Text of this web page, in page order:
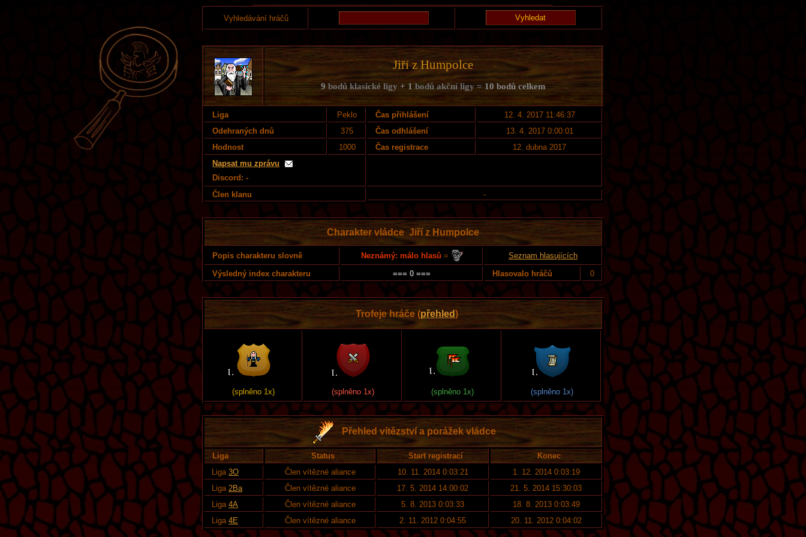
Vyhledávání hráčů
Jiří z Humpolce
9 bodů klasické ligy + 1bodů akční ligy = 10 bodů celkem
Liga Peklo Čas přihlášení
12. 4. 2017 11:46:37
Odehraných dnů
375 Čas odhlášení
13. 4. 2017 0:00:01
Hodnost
1000 Čas registrace
12. dubna 2017
Napsat mu zprávu
Discord: -
Člen klanu
-
Charakter vládce Jiří z Humpolce
Popis charakteru slovně Neznámý: málo hlasů =
Seznam hlasujících
Výsledný index charakteru
=== 0 === Hlasovalo hráčů 0
Trofeje hráče (přehled)
(splněno 1x) (splněno 1x) (splněno 1x) (splněno 1x)
Přehled vítězství a porážek vládce
Liga Status Start registrací
Konec
Liga 3O Člen vítězné aliance 10. 11. 2014 0:03:21
1. 12. 2014 0:03:19
Liga 2Ba Člen vítězné aliance 17. 5. 2014 14:00:02
21. 5. 2014 15:30:03
Liga 4A Člen vítězné aliance 5. 8. 2013 0:03:33
18. 8. 2013 0:03:49
Liga 4E Člen vítězné aliance 2. 11. 2012 0:04:55 20. 11. 2012 0:04:02